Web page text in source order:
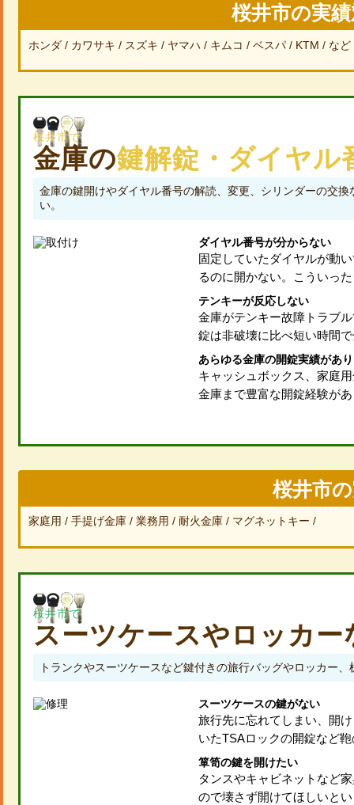
桜井市の実
ホンダ カワサキ スズキ ヤマハ キムコ ベスパ KTM など
桜井市で
金庫の鍵解錠・ダイヤル
金庫の鍵開けやダイヤル番号の解読、変更、シリンダーの交
い。
ダイヤル番号が分からない
固定していたダイヤルが動
るのに開かない。こういっ
テンキーが反応しない
金庫がテンキー故障トラブ
錠は非破壊に比べ短い時間
あらゆる金庫の開錠実績があ
キャッシュボックス、家庭
金庫まで豊富な開錠経験が
桜井市
家庭用 手提げ金庫 業務用 耐火金庫 マグネットキー
桜井市で
スーツケースやロッカー
トランクやスーツケースなど鍵付きの旅行バッグやロッカー
スーツケースの鍵がない
旅行先に忘れてしまい、開
いたTSAロックの開錠など
箪笥の鍵を開けたい
タンスやキャビネットなど
ので壊さず開けてほしいと